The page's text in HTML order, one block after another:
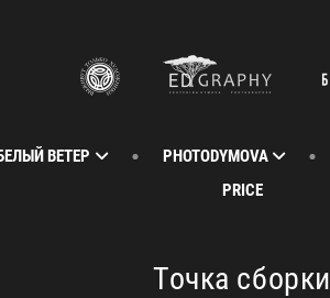
ВЕТЕР PHOTODYMOVA
PRICE
Точка сборки